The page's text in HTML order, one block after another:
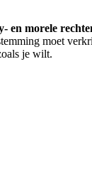
en morele
moet
je wilt.